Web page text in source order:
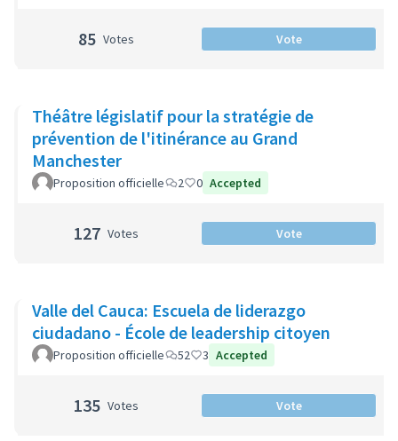
85 Votes Vote
Théâtre législatif pour la stratégie de
prévention de l'itinérance au Grand
Manchester
Proposition officielle 2 0 Accepted
127 Votes Vote
Valle del Cauca: Escuela de liderazgo
ciudadano - École de leadership citoyen
Proposition officielle 52 3 Accepted
135 Votes Vote